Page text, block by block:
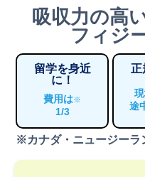
吸収力の高
フィジ
留学を身近
に！
費用は※
1/3
正
途
※カナダ・ニュージーラ